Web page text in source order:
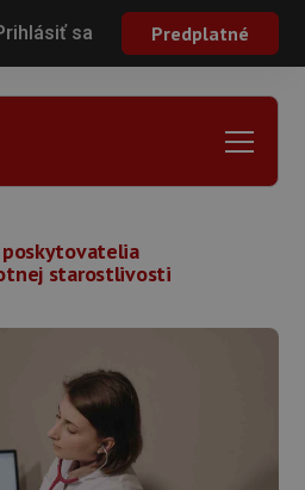
sa Predplatné
poskytovatelia
starostlivosti